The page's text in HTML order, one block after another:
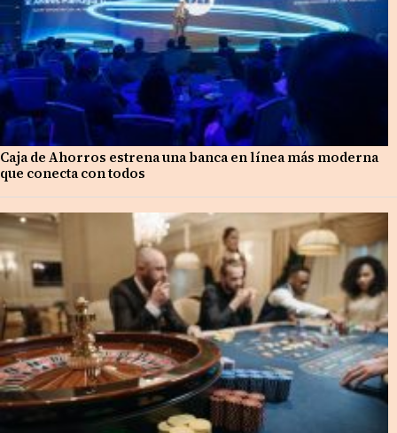
Caja de Ahorros estrena una banca en línea más moderna
que conecta con todos